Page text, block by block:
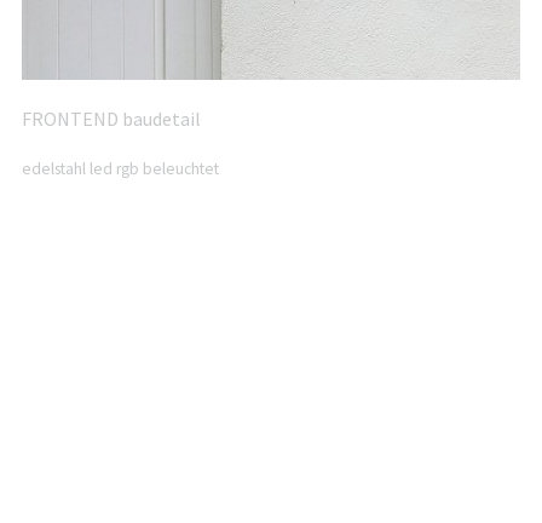
FRONTEND baudetail
edelstahl led rgb beleuchtet